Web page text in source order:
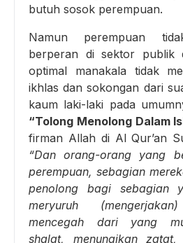
butuh sosok perempuan.
Namun perempuan
berperan di sektor publik
optimal manakala tidak
ikhlas dan sokongan dari
kaum laki-laki pada
“Tolong Menolong Dalam
firman Allah di Al Qur’an
“Dan orang-orang yang
perempuan, sebagian
penolong bagi sebagian
meryuruh
mencegah dari yang
shalat, menunaikan